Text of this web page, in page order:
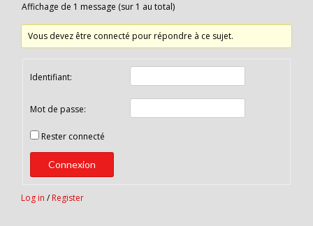
Affichage de 1 message (sur 1 au total)
Vous devez être connecté pour répondre à ce sujet.
Identifiant:
Mot de passe:
Rester connecté
Connexion
Log in / Register